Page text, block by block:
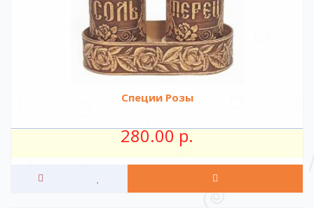
Специи Розы
280.00 р.